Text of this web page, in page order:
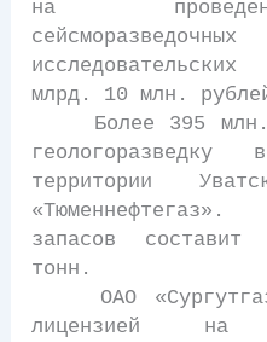
на
млрд. 10 млн.
Более 395 млн.
территории
запасов
тонн.
ОАО
лицензией на